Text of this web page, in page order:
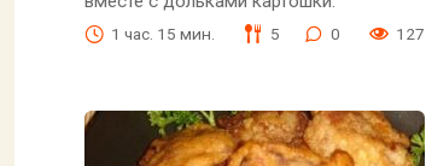
1 час. 15 мин. 5 0 127